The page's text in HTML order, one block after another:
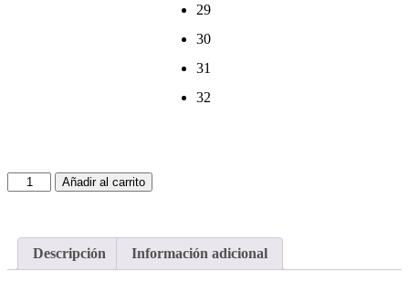
29
30
31
32
Añadir al carrito
Descripción Información adicional